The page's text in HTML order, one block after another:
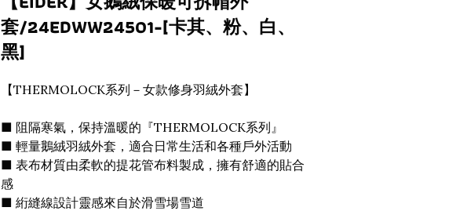
套/24EDWW24501-[卡其、粉、白、
黑]
【THERMOLOCK系列－女款修身羽絨外套】
■ 阻隔寒氣，保持溫暖的『THERMOLOCK系列』
■ 輕量鵝絨羽絨外套，適合日常生活和各種戶外活動
■ 表布材質由柔軟的提花管布料製成，擁有舒適的貼合
感
■ 絎縫線設計靈感來自於滑雪場雪道